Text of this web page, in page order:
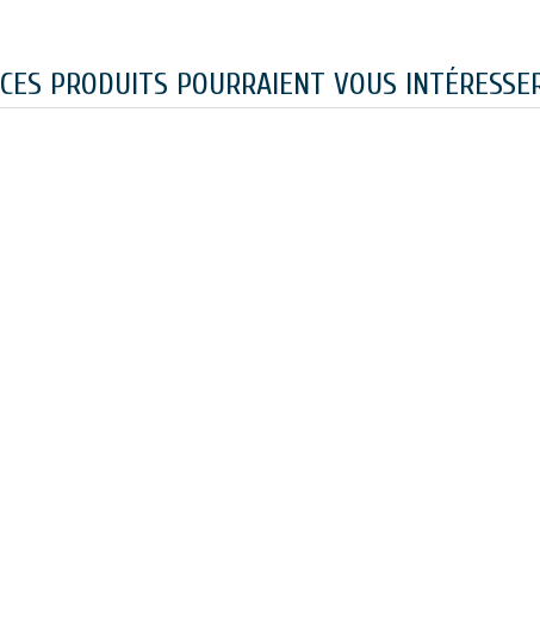
CES PRODUITS POURRAIENT VOUS